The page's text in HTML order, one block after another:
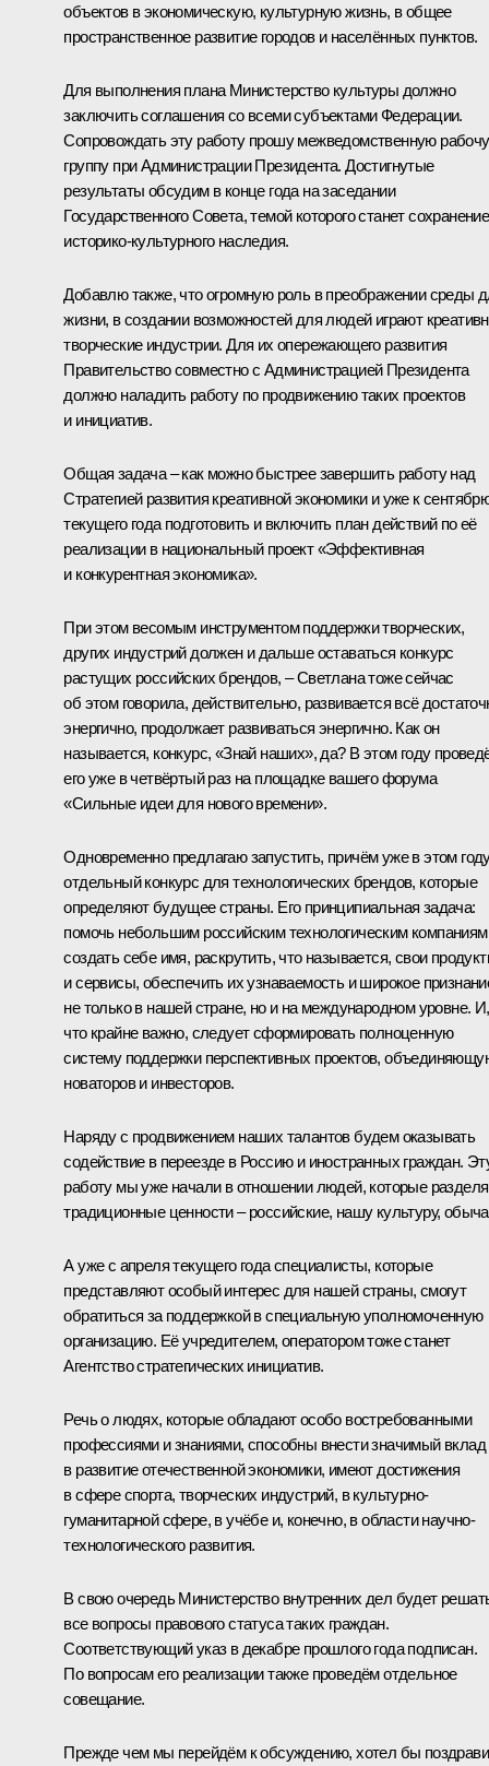
объектов в экономическую, культурную жизнь, в общее
пространственное развитие городов и населённых пунктов.
Для выполнения плана Министерство культуры должно
заключить соглашения со всеми субъектами Федерации.
Сопровождать эту работу прошу межведомственную
группу при Администрации Президента. Достигнутые
результаты обсудим в конце года на заседании
Государственного Совета, темой которого станет сохранение
историко-культурного наследия.
Добавлю также, что огромную роль в преображении среды
жизни, в создании возможностей для людей играют
творческие индустрии. Для их опережающего развития
Правительство совместно с Администрацией Президента
должно наладить работу по продвижению таких проектов
и инициатив.
Общая задача – как можно быстрее завершить работу над
Стратегией развития креативной экономики и уже к
текущего года подготовить и включить план действий по её
реализации в национальный проект «Эффективная
и конкурентная экономика».
При этом весомым инструментом поддержки творческих,
других индустрий должен и дальше оставаться конкурс
растущих российских брендов, – Светлана тоже сейчас
об этом говорила, действительно, развивается всё
энергично, продолжает развиваться энергично. Как он
называется, конкурс, «Знай наших», да? В этом году
его уже в четвёртый раз на площадке вашего форума
«Сильные идеи для нового времени».
Одновременно предлагаю запустить, причём уже в этом
отдельный конкурс для технологических брендов, которые
определяют будущее страны. Его принципиальная задача:
помочь небольшим российским технологическим компаниям
создать себе имя, раскрутить, что называется, свои
и сервисы, обеспечить их узнаваемость и широкое
не только в нашей стране, но и на международном уровне. И,
что крайне важно, следует сформировать полноценную
систему поддержки перспективных проектов,
новаторов и инвесторов.
Наряду с продвижением наших талантов будем оказывать
содействие в переезде в Россию и иностранных граждан.
работу мы уже начали в отношении людей, которые
традиционные ценности – российские, нашу культуру,
А уже с апреля текущего года специалисты, которые
представляют особый интерес для нашей страны, смогут
обратиться за поддержкой в специальную уполномоченную
организацию. Её учредителем, оператором тоже станет
Агентство стратегических инициатив.
Речь о людях, которые обладают особо востребованными
профессиями и знаниями, способны внести значимый вклад
в развитие отечественной экономики, имеют достижения
в сфере спорта, творческих индустрий, в культурно-
гуманитарной сфере, в учёбе и, конечно, в области научно-
технологического развития.
В свою очередь Министерство внутренних дел будет
все вопросы правового статуса таких граждан.
Соответствующий указ в декабре прошлого года подписан.
По вопросам его реализации также проведём отдельное
совещание.
Прежде чем мы перейдём к обсуждению, хотел бы